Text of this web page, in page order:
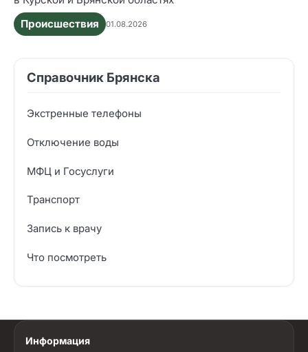
Происшествия
01.08.2026
Справочник Брянска
Экстренные телефоны
Отключение воды
МФЦ и Госуслуги
Транспорт
Запись к врачу
Что посмотреть
Информация